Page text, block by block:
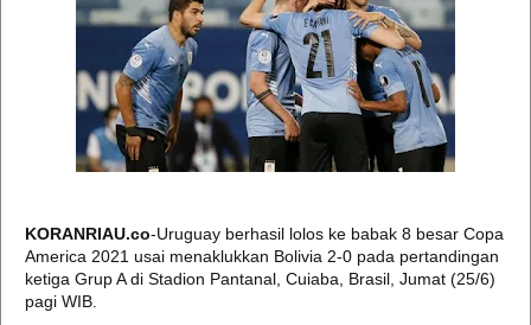
KORANRIAU.co-Uruguay berhasil lolos ke babak 8 besar Copa
America 2021 usai menaklukkan Bolivia 2-0 pada pertandingan
ketiga Grup A di Stadion Pantanal, Cuiaba, Brasil, Jumat (25/6)
pagi WIB.